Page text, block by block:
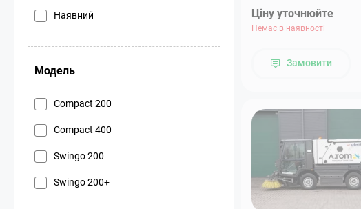
Наявний
Модель
Compact 200
Compact 400
Swingo 200
Swingo 200+
Ціну уточнюйте
Немає в наявності
Замовити